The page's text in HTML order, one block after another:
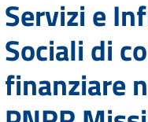
Servizi e
Sociali di
finanziare